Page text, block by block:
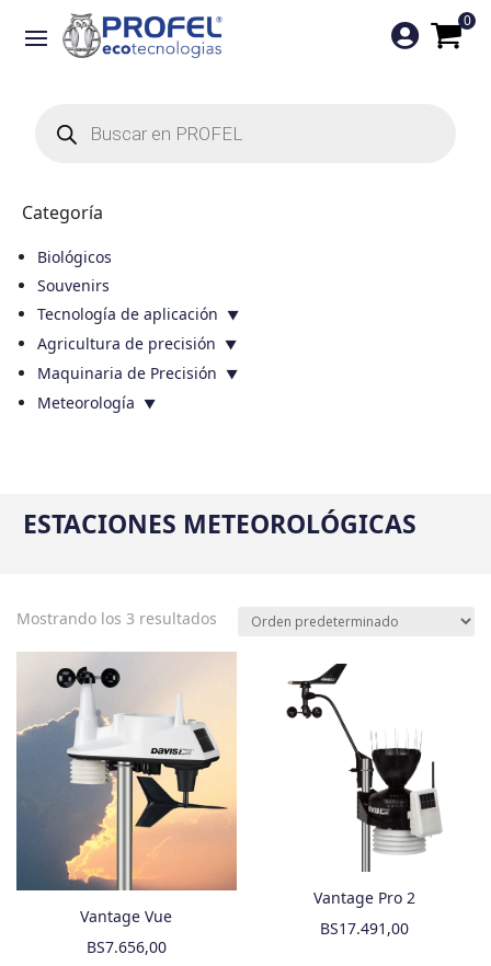
productos
0

Categoría
Biológicos
Souvenirs
Tecnología de aplicación
Agricultura de precisión
Maquinaria de Precisión
Meteorología
ESTACIONES METEOROLÓGICAS
Mostrando los 3 resultados
Vantage Vue
BS7.656,00
Vantage Pro 2
BS17.491,00